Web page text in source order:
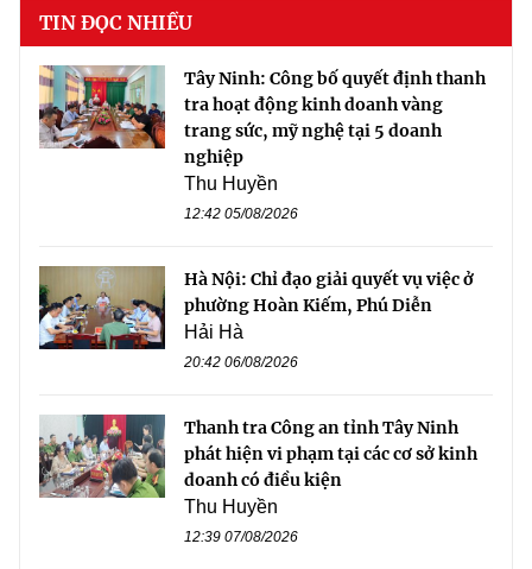
TIN ĐỌC NHIỀU
Tây Ninh: Công bố quyết định thanh
tra hoạt động kinh doanh vàng
trang sức, mỹ nghệ tại 5 doanh
nghiệp
Thu Huyền
12:42 05/08/2026
Hà Nội: Chỉ đạo giải quyết vụ việc ở
phường Hoàn Kiếm, Phú Diễn
Hải Hà
20:42 06/08/2026
Thanh tra Công an tỉnh Tây Ninh
phát hiện vi phạm tại các cơ sở kinh
doanh có điều kiện
Thu Huyền
12:39 07/08/2026